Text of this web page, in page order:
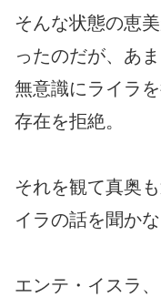
そんな状態の恵
ったのだが、あ
無意識にライラ
存在を拒絶。
それを観て真奥
イラの話を聞かな
エンテ・イスラ、